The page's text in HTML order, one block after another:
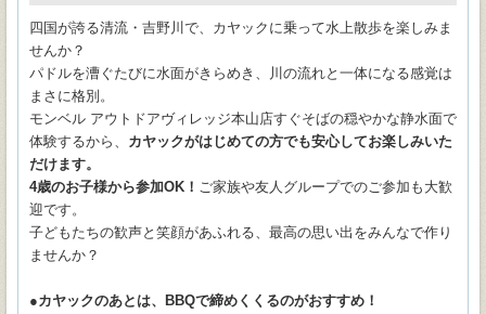
四国が誇る清流・吉野川で、カヤックに乗って水上散歩を楽しみま
せんか？
パドルを漕ぐたびに水面がきらめき、川の流れと一体になる感覚は
まさに格別。
モンベル アウトドアヴィレッジ本山店すぐそばの穏やかな静水面で
体験するから、 カヤックがはじめての方でも安心してお楽しみいた
だけます。
4歳のお子様から参加OK！ ご家族や友人グループでのご参加も大歓
迎です。
子どもたちの歓声と笑顔があふれる、最高の思い出をみんなで作り
ませんか？
●カヤックのあとは、BBQで締めくくるのがおすすめ！